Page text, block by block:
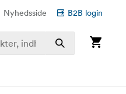
Nyhedsside B2B login